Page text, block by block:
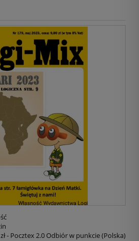
- Pocztex 2.0 Odbiór w punkcie(Polska)